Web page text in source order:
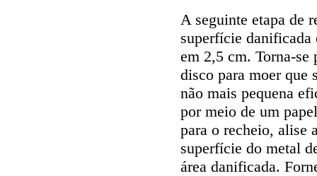
A seguinte etapa de
superfície danificada
em 2,5 cm. Torna-se
disco para moer que
não mais pequena
por meio de um
para o recheio, alise
superfície do metal
área danificada.